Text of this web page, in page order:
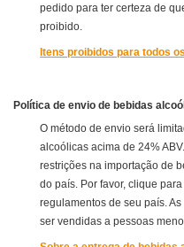
pedido para ter certeza de
proibido.
Itens proibidos para todos
Política de envio de bebidas
O método de envio será
alcoólicas acima de 24%
restrições na importação de
do país. Por favor, clique
regulamentos de seu país.
ser vendidas a pessoas